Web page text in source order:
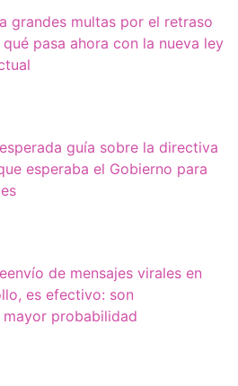
grandes multas por el retraso
pasa ahora con la nueva ley
guía sobre la directiva
esperaba el Gobierno para
de mensajes virales en
es efectivo: son
probabilidad